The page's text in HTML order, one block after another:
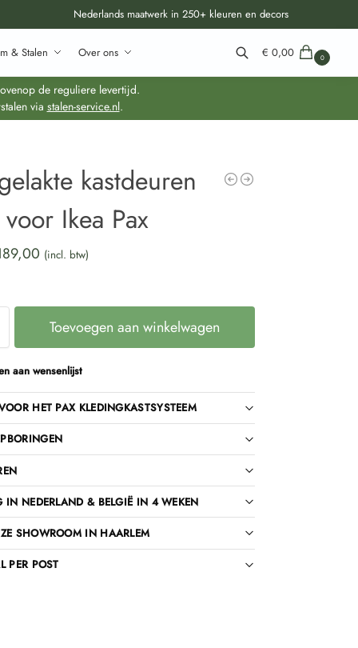
Nederlands maatwerk in 250+ kleuren en decors
& Stalen Over ons
Zoeken
€ 0,00 0
de reguliere levertijd.
via stalen-service.nl.
kastdeuren
Ikea Pax
(incl. btw)
Toevoegen aan winkelwagen
aan wensenlijst
HET PAX KLEDINGKASTSYSTEEM
IN NEDERLAND & BELGIË IN 4 WEKEN
SHOWROOM IN HAARLEM
PER POST